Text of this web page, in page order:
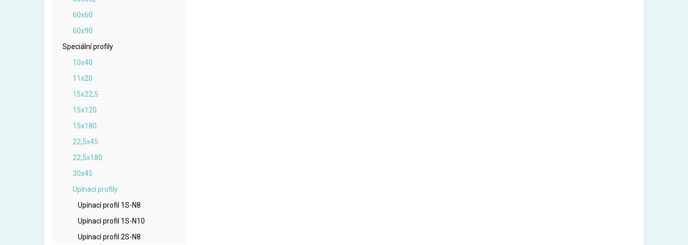
60x60
60x90
Speciální profily
10x40
11x20
15x22,5
15x120
15x180
22,5x45
22,5x180
30x45
Upínací profily
Upínací profil 1S-N8
Upínací profil 1S-N10
Upínací profil 2S-N8